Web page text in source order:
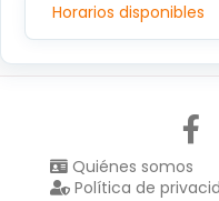
Horarios disponibles
Quiénes somos
Política de